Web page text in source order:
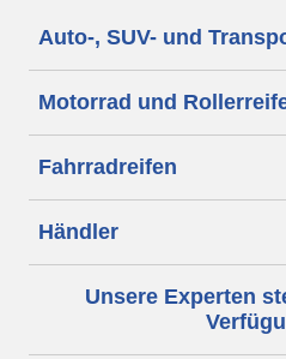
Auto-, SUV- und
Motorrad und
Fahrradreifen
Händler
Unsere Experten